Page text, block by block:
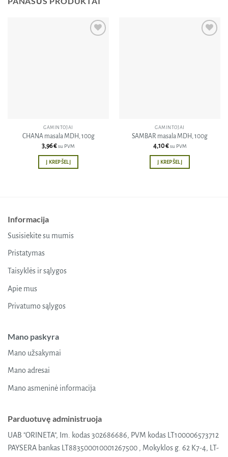
GAMINTOJAI
CHANA masala MDH, 100g
3,96€su PVM
Į KREPŠELĮ
GAMINTOJAI
SAMBAR masala MDH, 100g
4,10€ su PVM
Į KREPŠELĮ
Informacija
Susisiekite su mumis
Pristatymas
Taisyklės ir sąlygos
Apie mus
Privatumo sąlygos
Mano paskyra
Mano užsakymai
Mano adresai
Mano asmeninė informacija
Parduotuvę administruoja
UAB "ORINETA", Im. kodas 302686686, PVM kodas LT100006573712
PAYSERA bankas LT883500010001267500 , Mokyklos g. 62 K7-4, LT-